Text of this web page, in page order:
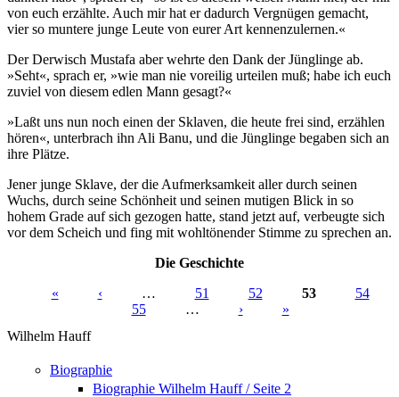
von euch erzählte. Auch mir hat er dadurch Vergnügen gemacht,
vier so muntere junge Leute von eurer Art kennenzulernen.«
Der Derwisch Mustafa aber wehrte den Dank der Jünglinge ab.
»Seht«, sprach er, »wie man nie voreilig urteilen muß; habe ich euch
zuviel von diesem edlen Mann gesagt?«
»Laßt uns nun noch einen der Sklaven, die heute frei sind, erzählen
hören«, unterbrach ihn Ali Banu, und die Jünglinge begaben sich an
ihre Plätze.
Jener junge Sklave, der die Aufmerksamkeit aller durch seinen
Wuchs, durch seine Schönheit und seinen mutigen Blick in so
hohem Grade auf sich gezogen hatte, stand jetzt auf, verbeugte sich
vor dem Scheich und fing mit wohltönender Stimme zu sprechen an.
Die Geschichte
« ‹ … 51 52 53
54
55
… ›
»
Wilhelm Hauff
Biographie
Biographie Wilhelm Hauff / Seite 2